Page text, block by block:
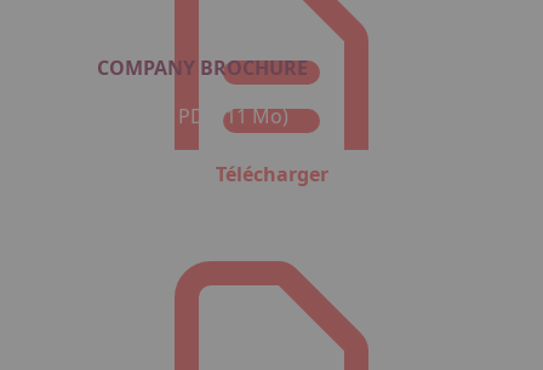
COMPANY BROCHURE
Format : PDF (11 Mo)
Télécharger